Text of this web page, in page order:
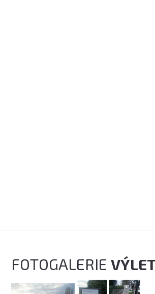
FOTOGALERIE